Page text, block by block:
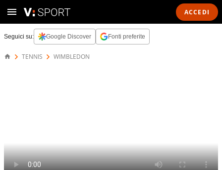
ACCEDI
Seguici su: Google Discover Fonti preferite
TENNIS WIMBLEDON